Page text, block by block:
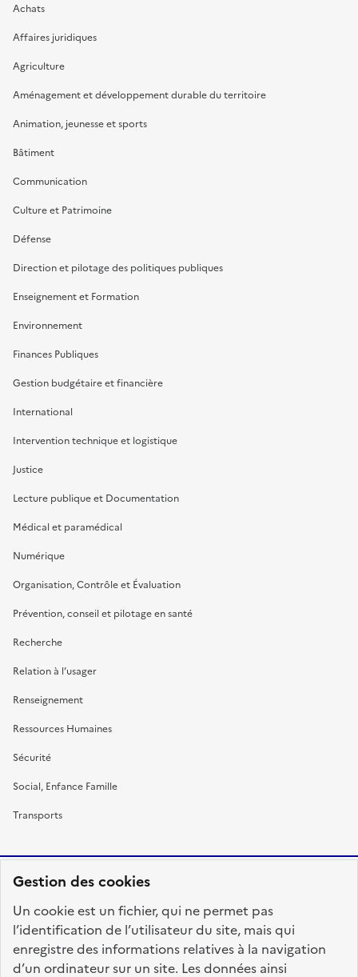
Gestion des cookies
Un cookie est un fichier, qui ne permet pas
l’identification de l’utilisateur du site, mais qui
enregistre des informations relatives à la navigation
d’un ordinateur sur un site. Les données ainsi
Achats
Affaires juridiques
Agriculture
Aménagement et développement durable du territoire
Animation, jeunesse et sports
Bâtiment
Communication
Culture et Patrimoine
Défense
Direction et pilotage des politiques publiques
Enseignement et Formation
Environnement
Finances Publiques
Gestion budgétaire et financière
International
Intervention technique et logistique
Justice
Lecture publique et Documentation
Médical et paramédical
Numérique
Organisation, Contrôle et Évaluation
Prévention, conseil et pilotage en santé
Recherche
Relation à l’usager
Renseignement
Ressources Humaines
Sécurité
Social, Enfance Famille
Transports
FRANÇAISE